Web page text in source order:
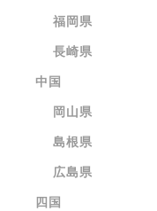
福岡県
長崎県
中国
岡山県
島根県
広島県
四国